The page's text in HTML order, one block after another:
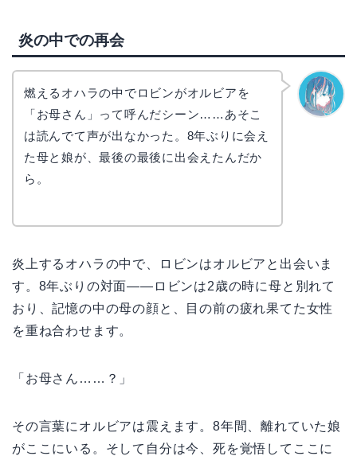
炎の中での再会
燃えるオハラの中でロビンがオルビアを
「お母さん」って呼んだシーン……あそこ
は読んでて声が出なかった。8年ぶりに会え
た母と娘が、最後の最後に出会えたんだか
ら。
炎上するオハラの中で、ロビンはオルビアと出会いま
す。8年ぶりの対面——ロビンは2歳の時に母と別れて
おり、記憶の中の母の顔と、目の前の疲れ果てた女性
を重ね合わせます。
「お母さん……？」
その言葉にオルビアは震えます。8年間、離れていた娘
がここにいる。そして自分は今、死を覚悟してここに